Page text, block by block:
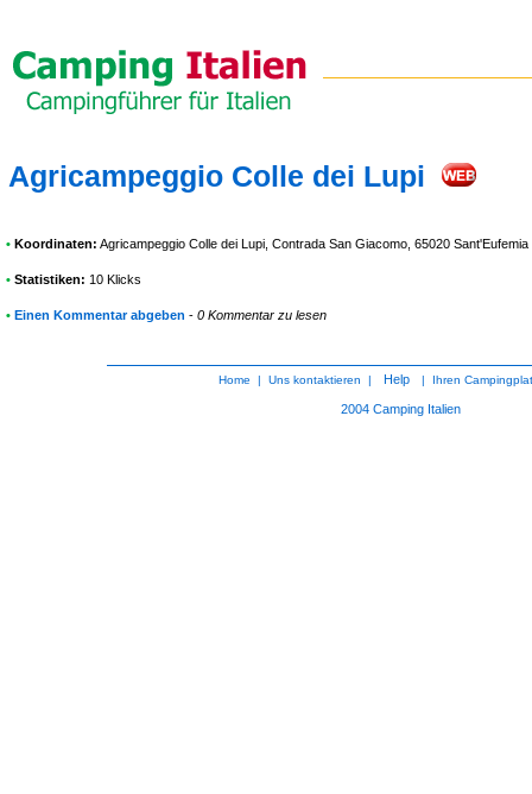
Agricampeggio Colle dei Lupi
• Koordinaten: Agricampeggio Colle dei Lupi , Contrada San Giacomo, 65020 Sant'Eufemia
• Statistiken: 10 Klicks
• Einen Kommentar abgeben - 0 Kommentar zu lesen
Home |Uns kontaktieren | Help | Ihren
2004Camping Italien